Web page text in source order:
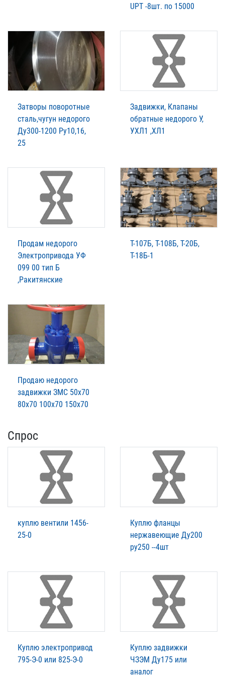
UPT -8шт. по 15000
Затворы поворотные
сталь,чугун недорого
Ду300-1200 Ру10,16,
25
Задвижки, Клапаны
обратные недорого У,
УХЛ1 ,ХЛ1
Продам недорого
Электропривода УФ
099 00 тип Б
,Ракитянские
Т-107Б, Т-108Б, Т-20Б,
Т-18Б-1
Продаю недорого
задвижки ЗМС 50х70
80х70 100х70 150х70
Спрос
куплю вентили 1456-
25-0
Куплю фланцы
нержавеющие Ду200
ру250 --4шт
Куплю электропривод
795-Э-0 или 825-Э-0
Куплю задвижки
ЧЗЭМ Ду175 или
аналог